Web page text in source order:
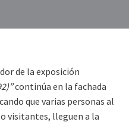
de la exposición
continúa en la fachada
que varias personas al
visitantes, lleguen a la